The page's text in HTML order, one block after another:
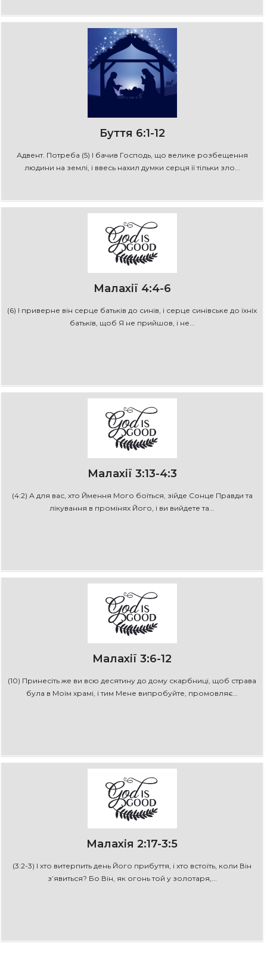
Буття 6:1-12
Адвент. Потреба (5) І бачив Господь, що велике розбещення
людини на землі, і ввесь нахил думки серця її тільки зло...
Малахії 4:4-6
(6) І приверне він серце батьків до синів, і серце синівське до їхніх
батьків, щоб Я не прийшов, і не...
Малахії 3:13-4:3
(4:2) А для вас, хто Ймення Мого боїться, зійде Сонце Правди та
лікування в промінях Його, і ви вийдете та...
Малахії 3:6-12
(10) Принесіть же ви всю десятину до дому скарбниці, щоб страва
була в Моїм храмі, і тим Мене випробуйте, промовляє...
Малахія 2:17-3:5
(3:2-3) І хто витерпить день Його прибуття, і хто встоїть, коли Він
з’явиться? Бо Він, як огонь той у золотаря,...